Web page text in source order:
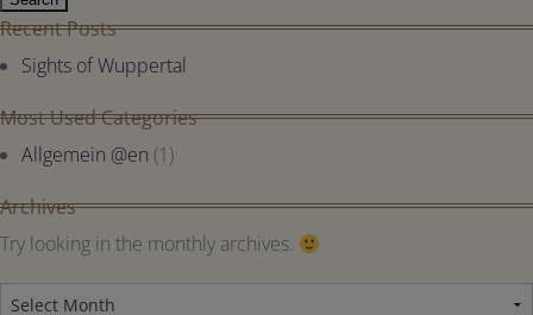
RELAX & RECREATION
BLOG
CONTACT
Recent Posts
Sights of Wuppertal
Most Used Categories
Allgemein @en (1)
Archives
Try looking in the monthly archives.
Archives